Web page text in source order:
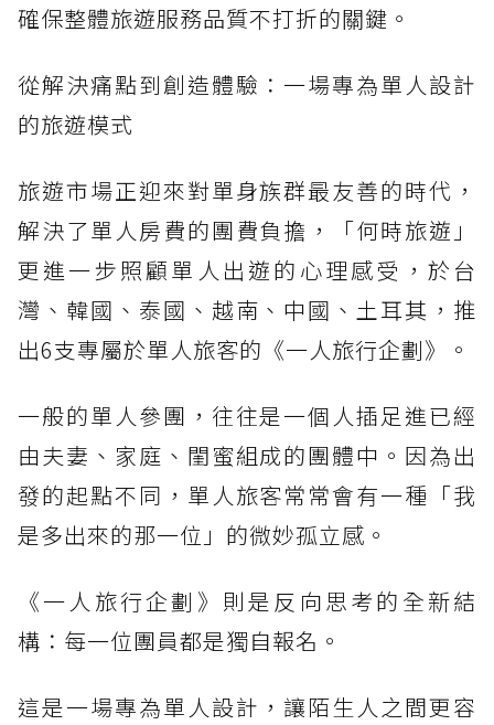
確保整體旅遊服務品質不打折的關鍵。
從解決痛點到創造體驗：一場專為單人設計
的旅遊模式
旅遊市場正迎來對單身族群最友善的時代，
解決了單人房費的團費負擔，「何時旅遊」
更進一步照顧單人出遊的心理感受，於台
灣、韓國、泰國、越南、中國、土耳其，推
出6支專屬於單人旅客的《一人旅行企劃》。
一般的單人參團，往往是一個人插足進已經
由夫妻、家庭、閨蜜組成的團體中。因為出
發的起點不同，單人旅客常常會有一種「我
是多出來的那一位」的微妙孤立感。
《一人旅行企劃》則是反向思考的全新結
構：每一位團員都是獨自報名。
這是一場專為單人設計，讓陌生人之間更容